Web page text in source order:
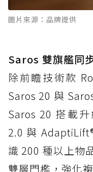
圖片來源：品牌提供
Saros 雙旗艦同
除前瞻技術款
Saros 20 與
Saros 20 搭載
2.0 與
識 200 種以上物
雙層門檻，強化